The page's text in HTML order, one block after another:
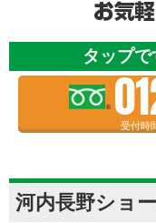
タップ
受付時
河内長野ショ